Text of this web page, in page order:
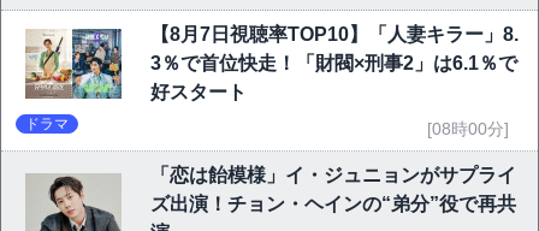
【8月7日視聴率TOP10】「人妻キラー」8.
3％で首位快走！「財閥×刑事2」は6.1％で
好スタート
ドラマ [08時00分]
「恋は飴模様」イ・ジュニョンがサプライ
ズ出演！チョン・ヘインの“弟分”役で再共